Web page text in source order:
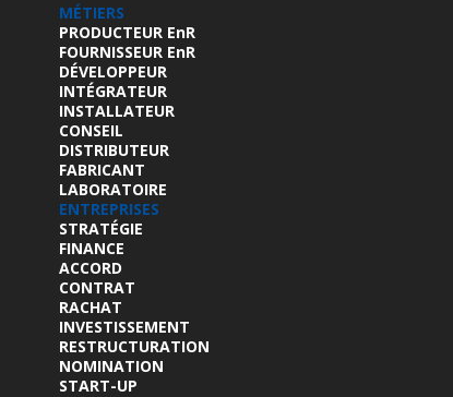
MÉTIERS
PRODUCTEUR EnR
FOURNISSEUR EnR
DÉVELOPPEUR
INTÉGRATEUR
INSTALLATEUR
CONSEIL
DISTRIBUTEUR
FABRICANT
LABORATOIRE
ENTREPRISES
STRATÉGIE
FINANCE
ACCORD
CONTRAT
RACHAT
INVESTISSEMENT
RESTRUCTURATION
NOMINATION
START-UP